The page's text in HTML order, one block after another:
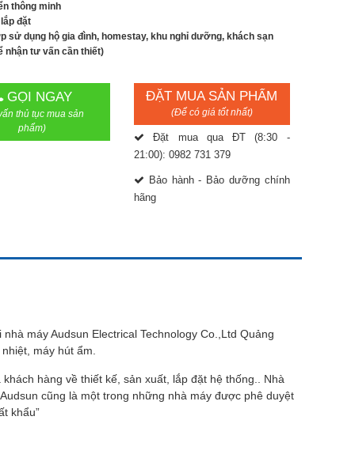
thông minh
đặt
sử dụng hộ gia đình, homestay, khu nghỉ dưỡng, khách sạn
nhận tư vấn cần thiết)
GỌI NGAY
thủ tục mua sản
phẩm)
ĐẶT MUA SẢN PHẨM
(Để có giá tốt nhất)
Đặt mua qua ĐT (8:30 -
21:00): 0982 731 379
Bảo hành - Bảo dưỡng chính
hãng
máy Audsun Electrical Technology Co.,Ltd Quảng
máy hút ẩm.
hàng về thiết kế, sản xuất, lắp đặt hệ thống.. Nhà
cũng là một trong những nhà máy được phê duyệt
khẩu”